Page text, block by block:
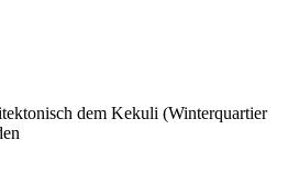
dem Kekuli (Winterquartier